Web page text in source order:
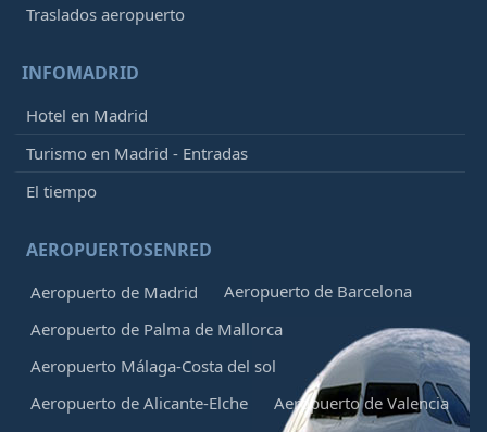
Traslados aeropuerto
INFOMADRID
Hotel en Madrid
Turismo en Madrid - Entradas
El tiempo
AEROPUERTOSENRED
Aeropuerto de Madrid
Aeropuerto de Barcelona
Aeropuerto de Palma de Mallorca
Aeropuerto Málaga-Costa del sol
Aeropuerto de Alicante-Elche
Aeropuerto de Valencia